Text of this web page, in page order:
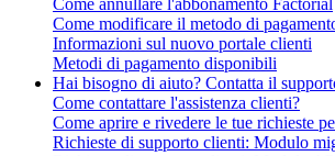
Come modificare il metodo di
Informazioni sul nuovo portale clienti
Metodi di pagamento disponibili
Hai bisogno di aiuto? Contatta il
Come contattare l'assistenza clienti?
Come aprire e rivedere le tue richieste
Richieste di supporto clienti: Modulo